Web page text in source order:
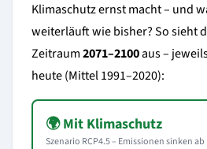
Klimaschutz ernst macht – und
weiterläuft wie bisher? So sieht
Zeitraum2071–2100aus –
heute (Mittel 1991–2020):
🌍 Mit Klimaschutz
Szenario RCP4.5 – Emissionen sinken